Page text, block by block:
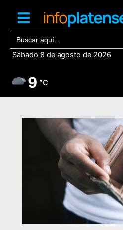
contenido
Buscar:
Sábado 8 de agosto de 2026
9 °C